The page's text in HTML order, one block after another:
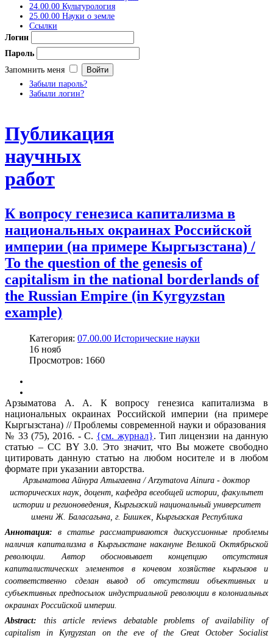
24.00.00 Культурология
25.00.00 Науки о земле
Ссылки
Логин
Пароль
Запомнить меня
Забыли пароль?
Забыли логин?
Публикация
научных
работ
К вопросу генезиса капитализма в
национальных окраинах Российской
империи (на примере Кыргызстана) /
To the question of the genesis of
capitalism in the national borderlands of
the Russian Empire (in Kyrgyzstan
example)
Категория: 07.00.00 Исторические науки
16 нояб
Просмотров: 1660
Арзыматова А. А. К вопросу генезиса капитализма в
национальных окраинах Российской империи (на примере
Кыргызстана) // Проблемы современной науки и образования
№ 33 (75), 2016. - С. {см. журнал}. Тип лицензии на данную
статью – CC BY 3.0. Это значит, что Вы можете свободно
цитировать данную статью на любом носителе и в любом
формате при указании авторства.
Арзыматова Айнура Атыгаевна / Arzymatova Ainura - доктор
исторических наук, доцент, кафедра всеобщей истории, факультет
истории и регионоведения, Кыргызский национальный университет
имени Ж. Баласагына, г. Бишкек, Кыргызская Республика
Аннотация: в статье рассматриваются дискуссионные проблемы
наличия капитализма в Кыргызстане накануне Великой Октябрьской
революции. Автор обосновывает концепцию отсутствия
капиталистических элементов в кочевом хозяйстве кыргызов и
соответственно сделан вывод об отсутствии объективных и
субъективных предпосылок индустриальной революции в колониальных
окраинах Российской империи.
Abstract: this article reviews debatable problems of availability of
capitalism in Kyrgyzstan on the eve of the Great October Socialist